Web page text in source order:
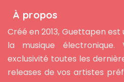
À propos
Créé en 2013, Guettapen
la musique
exclusivité toutes les
releases de vos artistes